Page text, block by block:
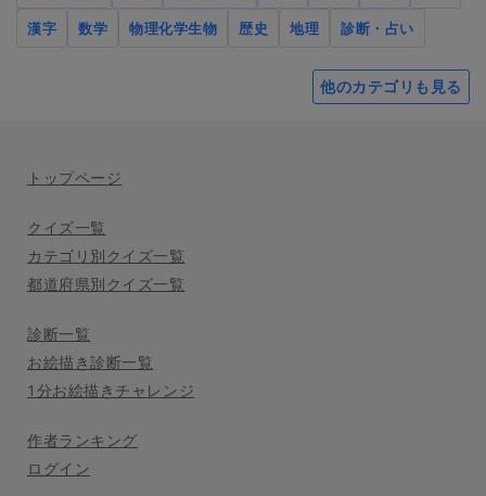
漢字
数学 物理化学生物 歴史 地理 診断・占い
他のカテゴリも見る
トップページ
クイズ一覧
カテゴリ別クイズ一覧
都道府県別クイズ一覧
診断一覧
お絵描き診断一覧
1分お絵描きチャレンジ
作者ランキング
ログイン